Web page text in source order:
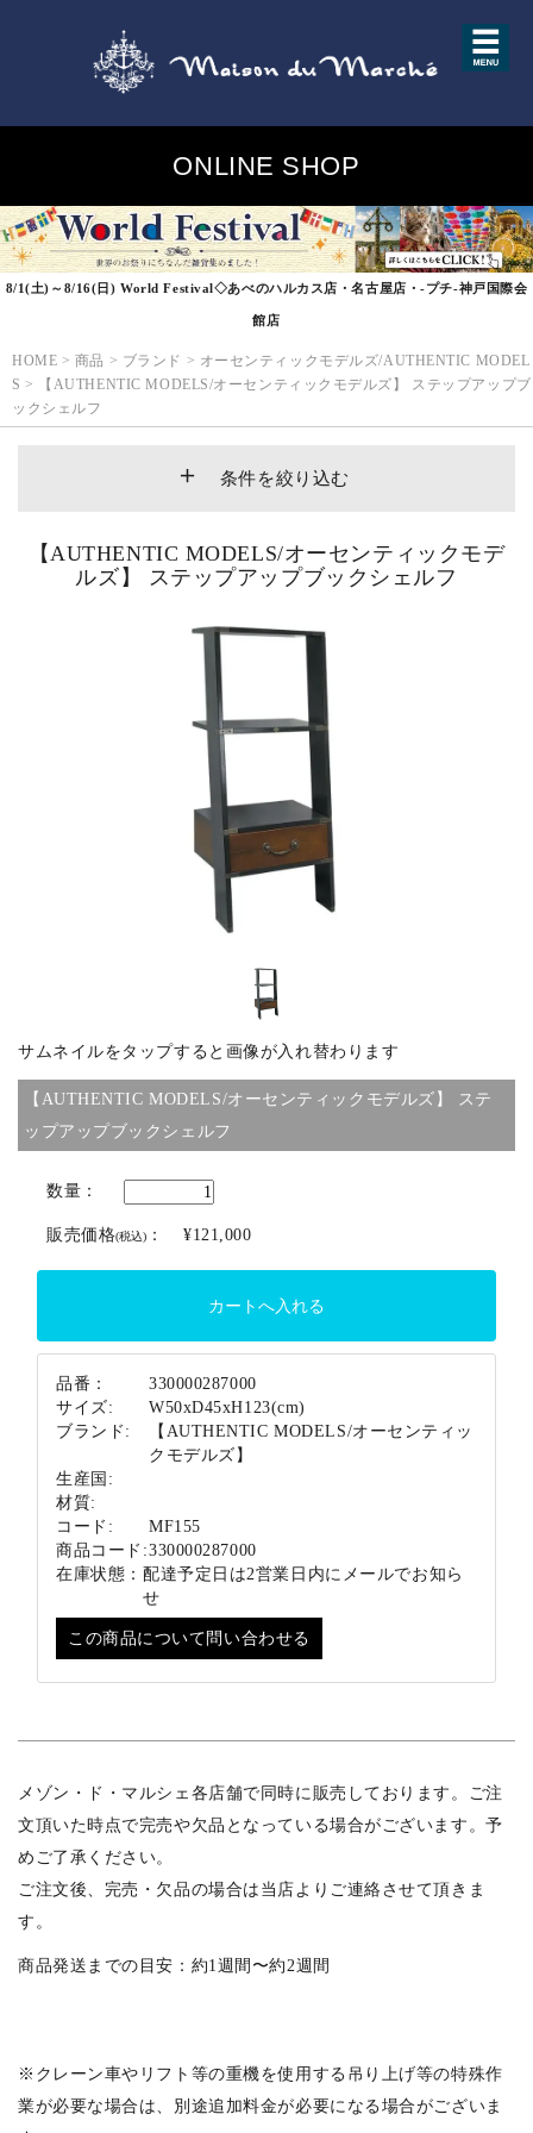
ONLINE SHOP
8/1(土)～8/16(日) World Festival◇あべのハルカス店・名古屋店・-プチ-神戸国際会
館店
HOME > 商品 > ブランド > オーセンティックモデルズ/AUTHENTIC MODEL
S >
【AUTHENTIC MODELS/オーセンティックモデルズ】 ステップアップブ
ックシェルフ
条件を絞り込む
ピックアップ商品
商品カテゴリー/家具
商品カテゴリー/雑貨
サイズ
素材
【AUTHENTIC MODELS/オーセンティックモデ
ルズ】 ステップアップブックシェルフ
サムネイルをタップすると画像が入れ替わります
【AUTHENTIC MODELS/オーセンティックモデルズ】 ステ
ップアップブックシェルフ
数量：
販売価格(税込) ： ¥121,000
品番：
330000287000
サイズ:
W50xD45xH123(cm)
ブランド:
【AUTHENTIC MODELS/オーセンティッ
クモデルズ】
生産国:
材質:
コード:
MF155
商品コード:330000287000
在庫状態： 配達予定日は2営業日内にメールでお知ら
せ
この商品について問い合わせる
メゾン・ド・マルシェ各店舗で同時に販売しております。ご注
文頂いた時点で完売や欠品となっている場合がございます。予
めご了承ください。
ご注文後、完売・欠品の場合は当店よりご連絡させて頂きま
す。
商品発送までの目安：約1週間〜約2週間
※クレーン車やリフト等の重機を使用する吊り上げ等の特殊作
業が必要な場合は、別途追加料金が必要になる場合がございま